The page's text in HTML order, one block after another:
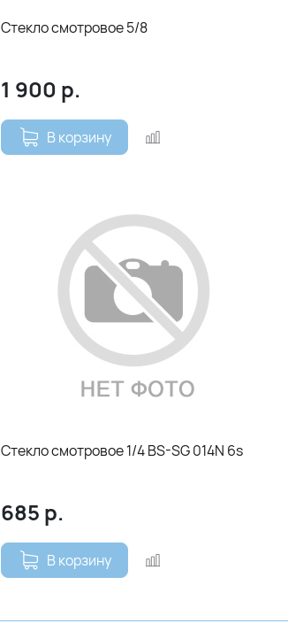
Стекло смотровое 5/8
1 900 р.
В корзину
Стекло смотровое 1/4 BS-SG 014N 6s
685 р.
В корзину